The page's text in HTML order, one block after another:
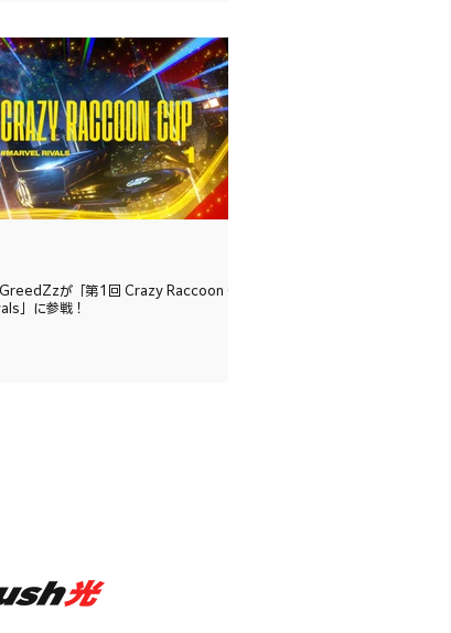
が「第1回 Crazy Raccoon Cup
」に参戦！